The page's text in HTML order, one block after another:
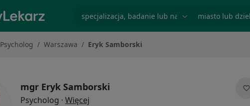
Psycholog Warszawa Eryk Samborski
mgr Eryk Samborski
Psycholog · Więcej